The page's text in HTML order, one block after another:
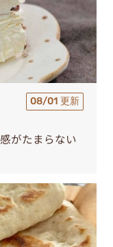
08/01 更新
がたまらない